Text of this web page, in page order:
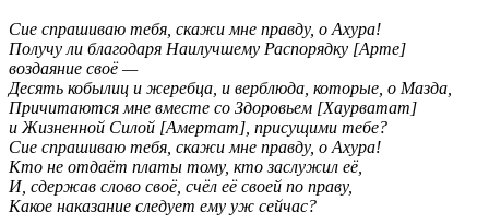
Сие спрашиваю тебя, скажи мне правду, о Ахура!
Получу ли благодаря Наилучшему Распорядку [Арте]
воздаяние своё —
Десять кобылиц и жеребца, и верблюда, которые, о Мазда,
Причитаются мне вместе со Здоровьем [Хаурватат]
и Жизненной Силой [Амертат], присущими тебе?
Сие спрашиваю тебя, скажи мне правду, о Ахура!
Кто не отдаёт платы тому, кто заслужил её,
И, сдержав слово своё, счёл её своей по праву,
Какое наказание следует ему уж сейчас?